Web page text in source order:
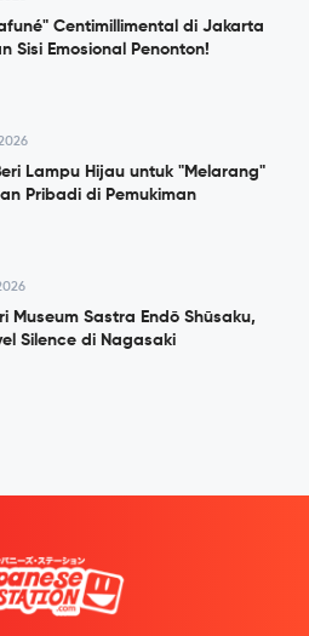
Centimillimental di Jakarta
Sisi Emosional Penonton!
Lampu Hijau untuk "Melarang"
Pribadi di Pemukiman
Museum Sastra Endō Shūsaku,
Silence di Nagasaki